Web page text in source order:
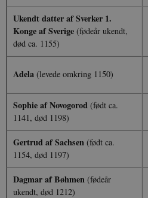
Ukendt datter af Sverker 1.
Konge af Sverige (fødeår ukendt,
død ca. 1155)
Adela (levede omkring 1150)
Sophie af Novogorod (født ca.
1141, død 1198)
Gertrud af Sachsen (født ca.
1154, død 1197)
Dagmar af Bøhmen (fødeår
ukendt, død 1212)